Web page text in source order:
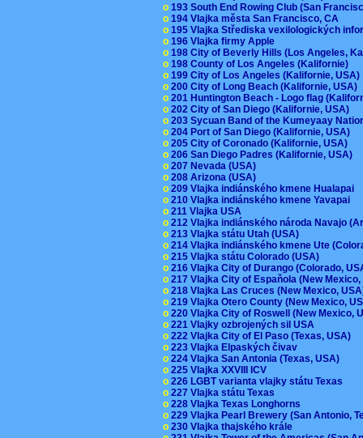
o 193 South End Rowing Club (San
o 194 Vlajka města San Francisco, CA
o 195 Vlajka Střediska vexilologických
o 196 Vlajka firmy Apple
o 198 City of Beverly Hills (Los Angeles,
o 198 County of Los Angeles (Kalifornie)
o 199 City of Los Angeles (Kalifornie,
o 200 City of Long Beach (Kalifornie, USA)
o 201 Huntington Beach - Logo flag
o 202 City of San Diego (Kalifornie, USA)
o 203 Sycuan Band of the Kumeyaay
o 204 Port of San Diego (Kalifornie, USA)
o 205 City of Coronado (Kalifornie, USA)
o 206 San Diego Padres (Kalifornie, USA)
o 207 Nevada (USA)
o 208 Arizona (USA)
o 209 Vlajka indiánského kmene Hualapai
o 210 Vlajka indiánského kmene Yavapai
o 211 Vlajka USA
o 212 Vlajka indiánského národa Navajo
o 213 Vlajka státu Utah (USA)
o 214 Vlajka indiánského kmene Ute
o 215 Vlajka státu Colorado (USA)
o 216 Vlajka City of Durango (Colorado,
o 217 Vlajka City of Espaňola (New
o 218 Vlajka Las Cruces (New Mexico,
o 219 Vlajka Otero County (New Mexico,
o 220 Vlajka City of Roswell (New Mexico,
o 221 Vlajky ozbrojených sil USA
o 222 Vlajka City of El Paso (Texas, USA)
o 223 Vlajka Elpaských čivav
o 224 Vlajka San Antonia (Texas, USA)
o 225 Vlajka XXVIII ICV
o 226 LGBT varianta vlajky státu Texas
o 227 Vlajka státu Texas
o 228 Vlajka Texas Longhorns
o 229 Vlajka Pearl Brewery (San Antonio,
o 230 Vlajka thajského krále